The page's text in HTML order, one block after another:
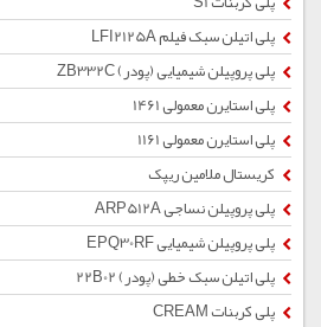
پلی اتیلن سبک فیلم LFI2125A
پلی پروپیلن شیمیایی (پودر) ZB332C
پلی استایرن معمولی 1461
پلی استایرن معمولی 1161
کریستال ملامین ریپک
پلی پروپیلن نساجی ARP512A
پلی پروپیلن شیمیایی EPQ30RF
پلی اتیلن سبک خطی (پودر) 22B02
پلی کربنات CREAM